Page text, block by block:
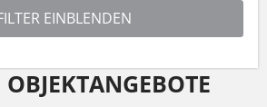
OBJEKTANGEBOTE